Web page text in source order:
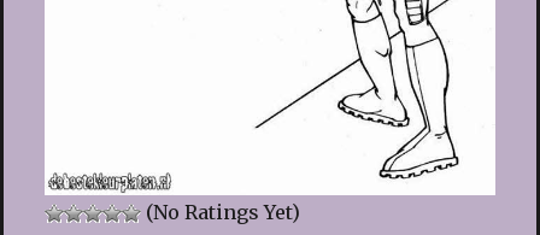
(No Ratings Yet)